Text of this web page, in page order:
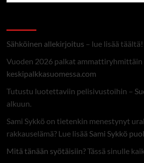
Sähköinen allekirjoitus – lue lisää täältä!
Vuoden 2026 palkat
keskipalkkasuomessa.com
Tutustu luotettaviin pelisivustoihin –
alkuun.
Sami Sykkö on tietenkin menestynyt
rakkauselämä? Lue lisää Sami Sykkö
Mitä tänään syötäisiin?Tässä sinulle